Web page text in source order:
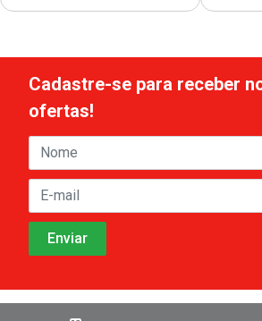
Cadastre-se para receber
ofertas!